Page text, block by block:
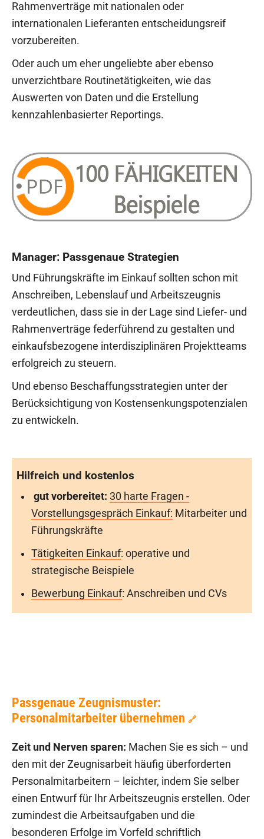
Rahmenverträge mit nationalen oder
internationalen Lieferanten entscheidungsreif
vorzubereiten.
Oder auch um eher ungeliebte aber ebenso
unverzichtbare Routinetätigkeiten, wie das
Auswerten von Daten und die Erstellung
kennzahlenbasierter Reportings.
Manager: Passgenaue Strategien
Und Führungskräfte im Einkauf sollten schon mit
Anschreiben, Lebenslauf und Arbeitszeugnis
verdeutlichen, dass sie in der Lage sind Liefer- und
Rahmenverträge federführend zu gestalten und
einkaufsbezogene interdisziplinären Projektteams
erfolgreich zu steuern.
Und ebenso Beschaffungsstrategien unter der
Berücksichtigung von Kostensenkungspotenzialen
zu entwickeln.
Hilfreich und kostenlos
gut vorbereitet: 30 harte Fragen -
Vorstellungsgespräch Einkauf: Mitarbeiter und
Führungskräfte
Tätigkeiten Einkauf: operative und
strategische Beispiele
Bewerbung Einkauf: Anschreiben und CVs
Passgenaue Zeugnismuster:
Personalmitarbeiter übernehmen 🔗
Zeit und Nerven sparen: Machen Sie es sich – und
den mit der Zeugnisarbeit häufig überforderten
Personalmitarbeitern – leichter, indem Sie selber
einen Entwurf für Ihr Arbeitszeugnis erstellen. Oder
zumindest die Arbeitsaufgaben und die
besonderen Erfolge im Vorfeld schriftlich